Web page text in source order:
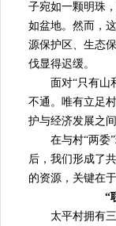
子宛如一颗明珠
如盆地。然而，
源保护区、生态
伐显得迟缓。
面对“只有山和
不通。唯有立足
护与经济发展之
在与村“两委”
后，我们形成了
的资源，关键在
“
太平村拥有三